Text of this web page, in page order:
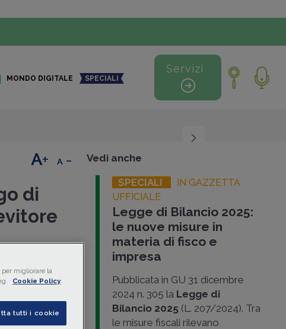
MONDO DIGITALE SPECIALI
Servizi
di
emergere
della
.
+ - Vedi anche
SPECIALI
IN GAZZETTA
UFFICIALE
Legge di Bilancio 2025:
le nuove misure in
materia di fisco e
impresa
Pubblicata in GU 31 dicembre
2024 n. 305 la Legge di
Bilancio 2025(L. 207/2024). Tra
le misure fiscali rilevano
migliorare la
Cookie Policy
tutti i cookie